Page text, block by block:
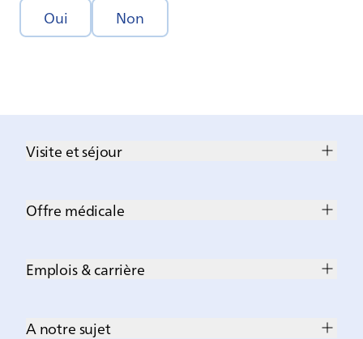
Oui Non
Visite et séjour
Offre médicale
Emplois & carrière
A notre sujet